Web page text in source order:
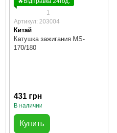
1
Артикул: 203004
Китай
Катушка зажигания MS-
170/180
431 грн
В наличии
Купить